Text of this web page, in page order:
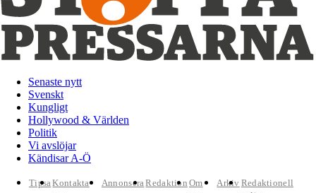
Senaste nytt
Svenskt
Kungligt
Hollywood & Världen
Politik
Vi avslöjar
Kändisar A-Ö
TipsaKontakta
AnnonseraRedaktion Om
Arkiv Redaktionell